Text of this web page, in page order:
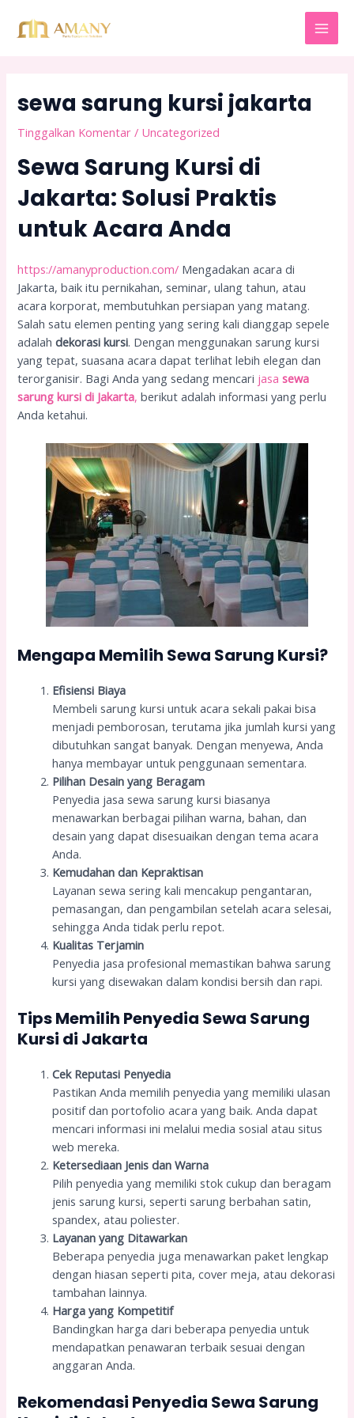
sewa sarung kursi jakarta
Tinggalkan Komentar / Uncategorized
Sewa Sarung Kursi di
Jakarta: Solusi Praktis
untuk Acara Anda
https://amanyproduction.com/ Mengadakan acara di
Jakarta, baik itu pernikahan, seminar, ulang tahun, atau
acara korporat, membutuhkan persiapan yang matang.
Salah satu elemen penting yang sering kali dianggap sepele
adalahdekorasi kursi. Dengan menggunakan sarung kursi
yang tepat, suasana acara dapat terlihat lebih elegan dan
terorganisir. Bagi Anda yang sedang mencari jasasewa
sarung kursi di Jakarta, berikut adalah informasi yang perlu
Anda ketahui.
Mengapa Memilih Sewa Sarung Kursi?
Efisiensi Biaya
Membeli sarung kursi untuk acara sekali pakai bisa
menjadi pemborosan, terutama jika jumlah kursi yang
dibutuhkan sangat banyak. Dengan menyewa, Anda
hanya membayar untuk penggunaan sementara.
Pilihan Desain yang Beragam
Penyedia jasa sewa sarung kursi biasanya
menawarkan berbagai pilihan warna, bahan, dan
desain yang dapat disesuaikan dengan tema acara
Anda.
Kemudahan dan Kepraktisan
Layanan sewa sering kali mencakup pengantaran,
pemasangan, dan pengambilan setelah acara selesai,
sehingga Anda tidak perlu repot.
Kualitas Terjamin
Penyedia jasa profesional memastikan bahwa sarung
kursi yang disewakan dalam kondisi bersih dan rapi.
Tips Memilih Penyedia Sewa Sarung
Kursi di Jakarta
Cek Reputasi Penyedia
Pastikan Anda memilih penyedia yang memiliki ulasan
positif dan portofolio acara yang baik. Anda dapat
mencari informasi ini melalui media sosial atau situs
web mereka.
Ketersediaan Jenis dan Warna
Pilih penyedia yang memiliki stok cukup dan beragam
jenis sarung kursi, seperti sarung berbahan satin,
spandex, atau poliester.
Layanan yang Ditawarkan
Beberapa penyedia juga menawarkan paket lengkap
dengan hiasan seperti pita, cover meja, atau dekorasi
tambahan lainnya.
Harga yang Kompetitif
Bandingkan harga dari beberapa penyedia untuk
mendapatkan penawaran terbaik sesuai dengan
anggaran Anda.
Rekomendasi Penyedia Sewa Sarung
navigation